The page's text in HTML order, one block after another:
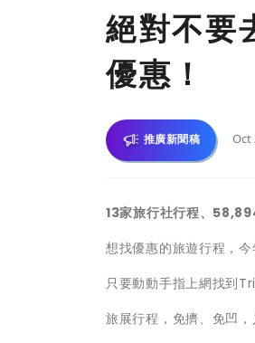
絕對不要
優惠！
推廣新聞稿 Oct
13家旅行社行程、
想找優惠的旅遊行程，今
只要動動手指上網找到
旅展行程，免擠、免凹